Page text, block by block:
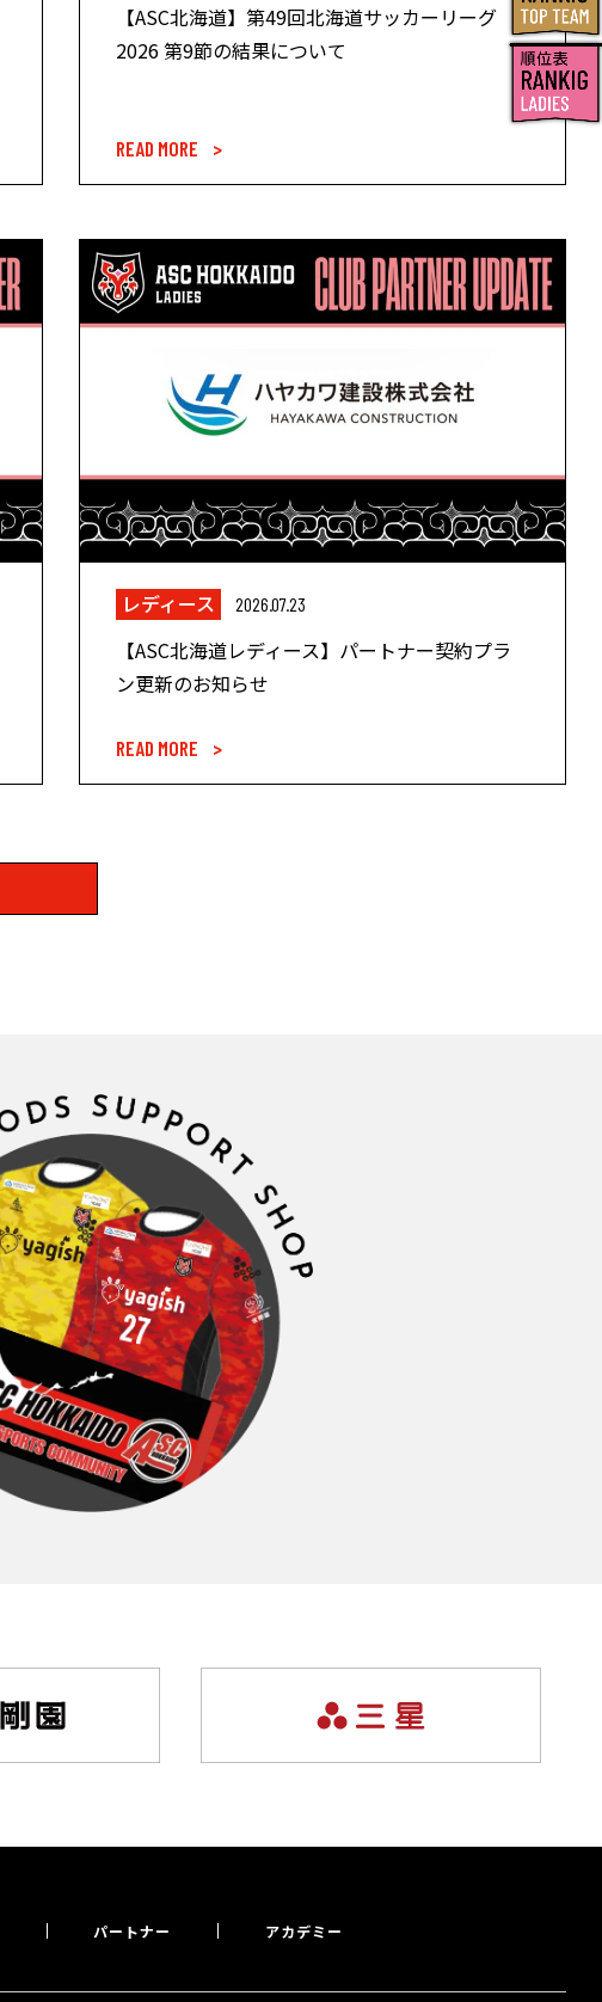
【ASC北海道】第49回北海道サッカーリーグ
2026 第9節の結果について
READ MORE >
レディース 2026.07.23
【ASC北海道レディース】パートナー契約プラ
ン更新のお知らせ
READ MORE >
パートナー アカデミー